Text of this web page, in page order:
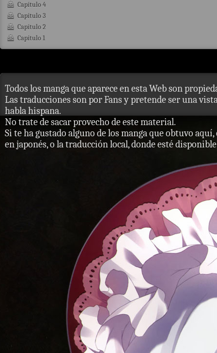
Capítulo 4
Capítulo 3
Capítulo 2
Capítulo 1
Todos los manga que aparece en esta Web son
Las traducciones son por Fans y pretende ser una
habla hispana.
No trate de sacar provecho de este material.
Si te ha gustado alguno de los manga que obtuvo
en japonés, o la traducción local, donde esté